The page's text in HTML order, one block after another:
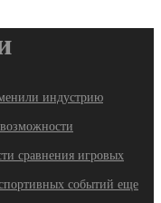
индустрию
сравнения игровых